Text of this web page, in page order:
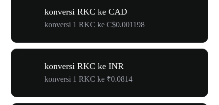
konversi RKC ke CAD
konversi 1 RKC ke C$0.001198
konversi RKC ke INR
konversi 1 RKC ke ₹0.0814